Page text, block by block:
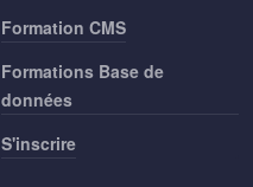
Formation CMS
Formations Base de
données
S'inscrire